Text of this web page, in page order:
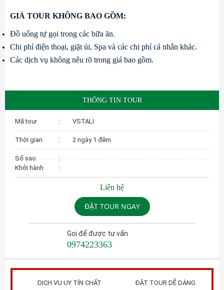
GIÁ TOUR KHÔNG BAO GỒM:
Đồ uống tự gọi trong các bữa ăn.
Chi phí điện thoại, giặt ủi, Spa và các chi phí cá nhân khác.
Các dịch vụ không nêu rõ trong giá bao gồm.
THÔNG TIN TOUR
Mã tour : VSTALI
Thời gian : 2 ngày 1 đêm
Số sao
:
Khởi hành
:
Liên hệ
ĐẶT TOUR NGAY
Gọi để được tư vấn
0974223363
DỊCH VỤ UY TÍN CHẤT
ĐẶT TOUR DỄ DÀNG